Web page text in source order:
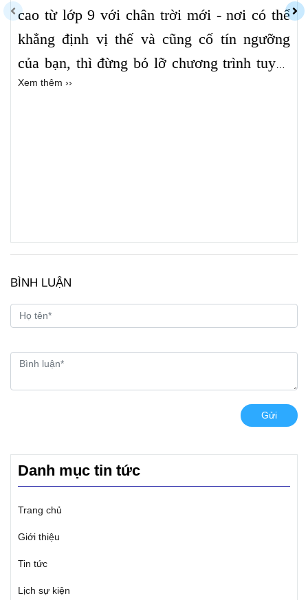
cao từ lớp 9 với chân trời mới - nơi có thể
khẳng định vị thế và cũng cố tín ngưỡng
của bạn, thì đừng bỏ lỡ chương trình tuyển
sinh của St. John Baptist High School tại
Xem thêm ››
BÌNH LUẬN
Gửi
Danh mục tin tức
Trang chủ
Giới thiệu
Tin tức
Lịch sự kiện